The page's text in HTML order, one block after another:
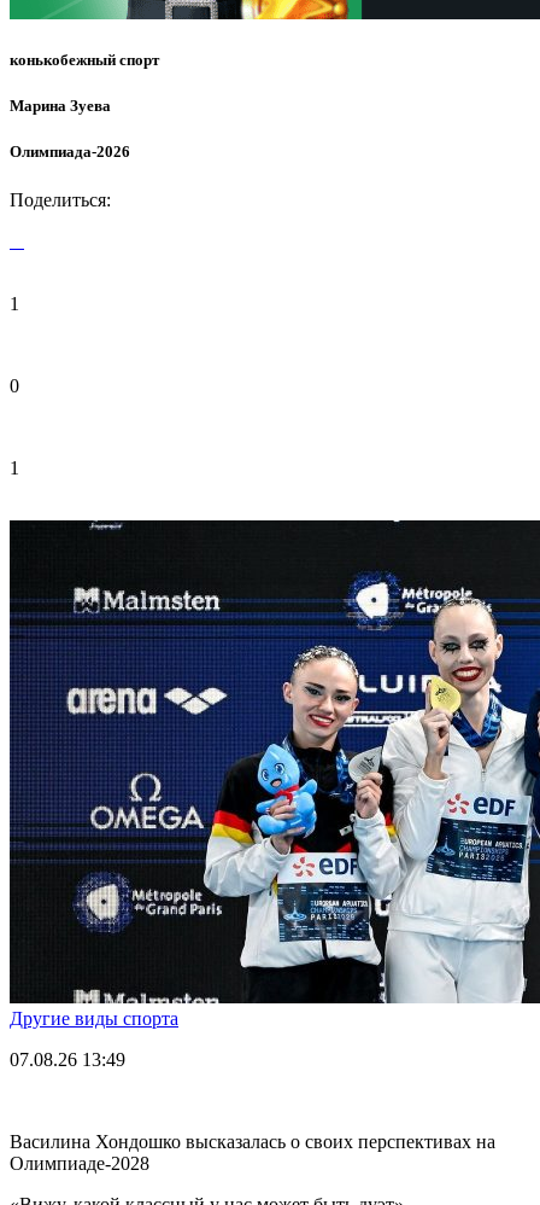
конькобежный спорт
Марина Зуева
Олимпиада-2026
Поделиться:
1
0
1
Другие виды спорта
07.08.26 13:49
Василина Хондошко высказалась о своих перспективах на
Олимпиаде-2028